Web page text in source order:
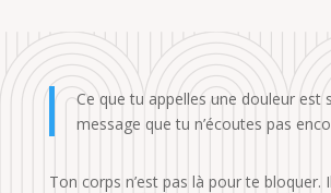
Ce que tu appelles une douleur est
message que tu n’écoutes pas
Ton corps n’est pas là pour te bloquer.